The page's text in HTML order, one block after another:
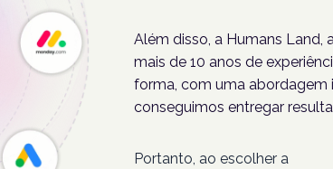
Além disso, a Humans Land,
mais de 10 anos de
forma, com uma
conseguimos entregar
Portanto, ao escolher a